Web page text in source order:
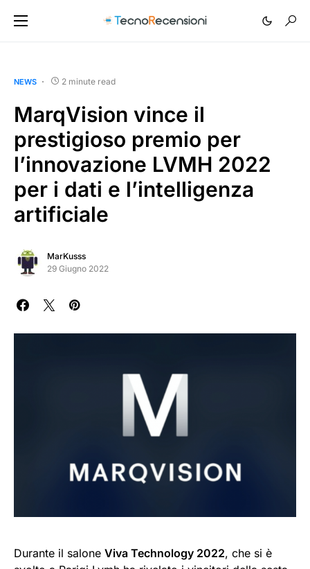
NEWS 2 minute read
MarqVision vince il
prestigioso premio per
l’innovazione LVMH 2022
per i dati e l’intelligenza
artificiale
MarKusss
29 Giugno 2022
Durante il salone Viva Technology 2022, che si è